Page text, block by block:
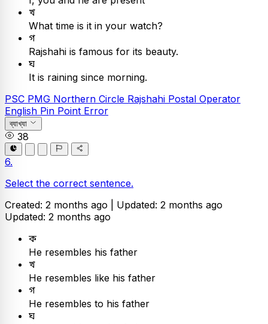
খ
What time is it in your watch?
গ
Rajshahi is famous for its beauty.
ঘ
It is raining since morning.
PSC PMG Northern Circle Rajshahi Postal Operator
English Pin Point Error
ব্যাখ্যা
38
6.
Select the correct sentence.
Created: 2 months ago | Updated: 2 months ago
Updated: 2 months ago
ক
He resembles his father
খ
He resembles like his father
গ
He resembles to his father
ঘ